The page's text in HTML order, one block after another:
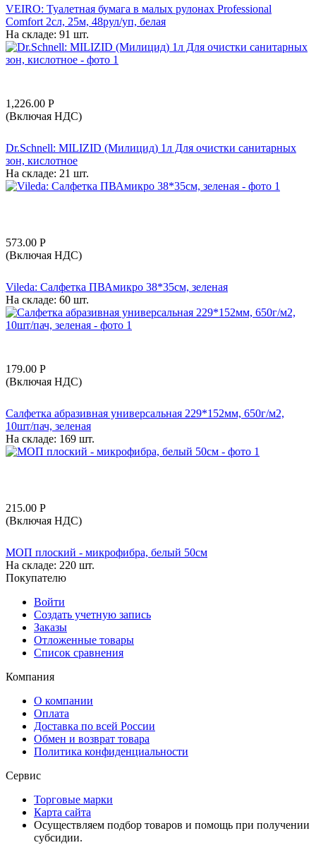
VEIRO: Туалетная бумага в малых рулонах Professional
Comfort 2сл, 25м, 48рул/уп, белая
На складе: 91 шт.
1,226.00 Р
(Включая НДС)
Dr.Schnell: MILIZID (Милицид) 1л Для очистки санитарных
зон, кислотное
На складе: 21 шт.
573.00 Р
(Включая НДС)
Vileda: Салфетка ПВАмикро 38*35см, зеленая
На складе: 60 шт.
179.00 Р
(Включая НДС)
Салфетка абразивная универсальная 229*152мм, 650г/м2,
10шт/пач, зеленая
На складе: 169 шт.
215.00 Р
(Включая НДС)
МОП плоский - микрофибра, белый 50см
На складе: 220 шт.
Покупателю
Войти
Создать учетную запись
Заказы
Отложенные товары
Список сравнения
Компания
О компании
Оплата
Доставка по всей России
Обмен и возврат товара
Политика конфиденциальности
Сервис
Торговые марки
Карта сайта
Осуществляем подбор товаров и помощь при получении
субсидии.